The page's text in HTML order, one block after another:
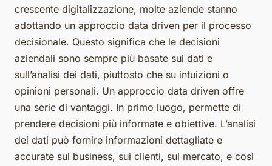
crescente digitalizzazione, molte aziende stanno
adottando un approccio data driven per il processo
decisionale. Questo significa che le decisioni
aziendali sono sempre più basate sui dati e
sull’analisi dei dati, piuttosto che su intuizioni o
opinioni personali. Un approccio data driven offre
una serie di vantaggi. In primo luogo, permette di
prendere decisioni più informate e obiettive. L’analisi
dei dati può fornire informazioni dettagliate e
accurate sul business, sui clienti, sul mercato, e così